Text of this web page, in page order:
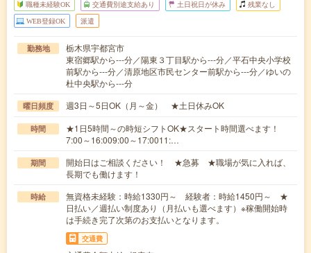
職種未経験OK 交通費別途支給あり 土日祝日が休み 残業なし
WEB登録OK 派遣
勤務地
栃木県宇都宮市
東宿郷駅から---分／陽東３丁目駅から---分／平石中央小学校
前駅から---分／清原地区市民センター前駅から---分／ゆいの
杜中央駅から---分
曜日頻度 週3日～5日OK（月～金） ★土日休みOK
時間
★1日5時間～の時短シフトOK★スタート時間選べます！
7:00～16:009:00～17:0011:…
期間
開始日はご相談ください！ ★急募 ★職場が気に入れば、
長期でも働けます！
時給
無資格未経験：時給1330円～ 経験者：時給1450円～ ★
日払い／週払い制度あり（月払いも選べます）※稼働開始時
は手続き完了次第のお支払いとなります。
交通費